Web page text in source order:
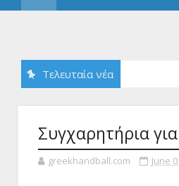
Τελευταία νέα
Συγχαρητήρια
greekhandball.com June